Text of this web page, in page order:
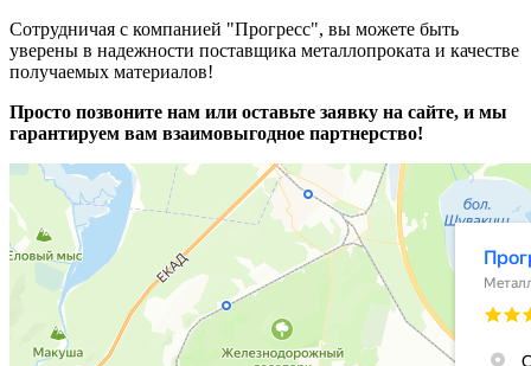
Сотрудничая с компанией "Прогресс", вы можете быть
уверены в надежности поставщика металлопроката и качестве
получаемых материалов!
Просто позвоните нам или оставьте заявку на сайте, и мы
гарантируем вам взаимовыгодное партнерство!